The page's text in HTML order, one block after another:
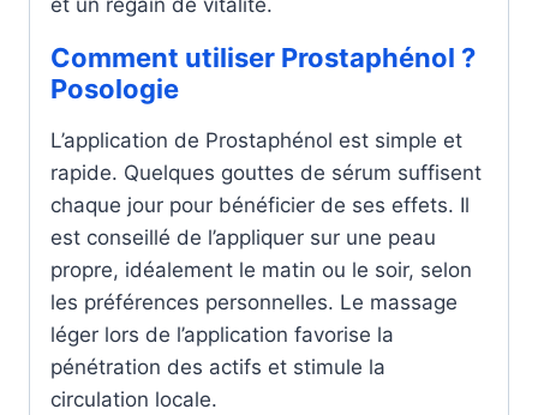
Comment utiliser Prostaphénol ?
Posologie
L’application de Prostaphénol est simple et
rapide. Quelques gouttes de sérum suffisent
chaque jour pour bénéficier de ses effets. Il
est conseillé de l’appliquer sur une peau
propre, idéalement le matin ou le soir, selon
les préférences personnelles. Le massage
léger lors de l’application favorise la
pénétration des actifs et stimule la
circulation locale.